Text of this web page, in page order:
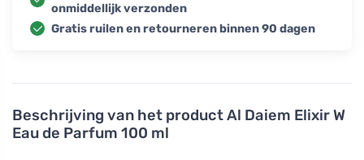
Beschrijving van het productAl Daiem Elixir W
Eau de Parfum 100 ml
onmiddellijk verzonden
Gratis ruilen en retourneren binnen 90 dagen